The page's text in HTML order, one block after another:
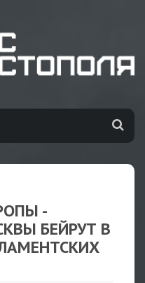
-
БЕЙРУТ В